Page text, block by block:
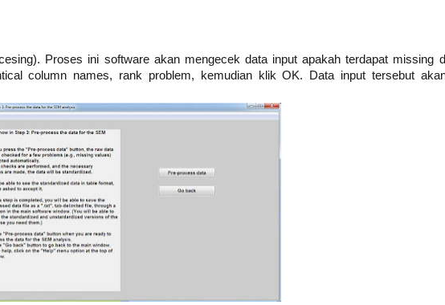
Proses ini software akan mengecek data input apakah terdapat missing
column names, rank problem, kemudian klik OK. Data input tersebut